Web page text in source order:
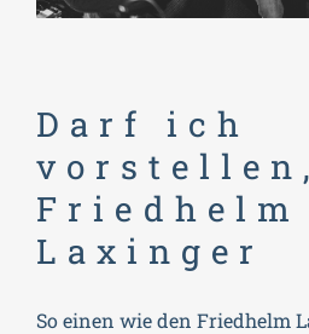
Darf ich
vorstellen,
Friedhelm
Laxinger
So einen wie den Friedhelm